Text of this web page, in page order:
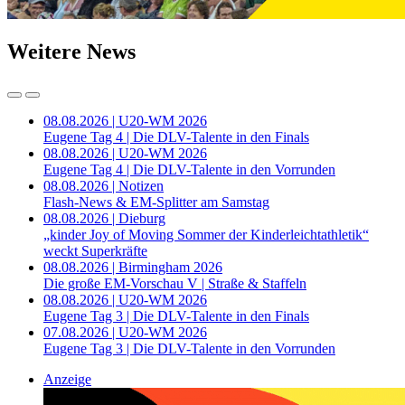
Weitere News
08.08.2026 | U20-WM 2026
Eugene Tag 4 | Die DLV-Talente in den Finals
08.08.2026 | U20-WM 2026
Eugene Tag 4 | Die DLV-Talente in den Vorrunden
08.08.2026 | Notizen
Flash-News & EM-Splitter am Samstag
08.08.2026 | Dieburg
„kinder Joy of Moving Sommer der Kinderleichtathletik“
weckt Superkräfte
08.08.2026 | Birmingham 2026
Die große EM-Vorschau V | Straße & Staffeln
08.08.2026 | U20-WM 2026
Eugene Tag 3 | Die DLV-Talente in den Finals
07.08.2026 | U20-WM 2026
Eugene Tag 3 | Die DLV-Talente in den Vorrunden
Anzeige